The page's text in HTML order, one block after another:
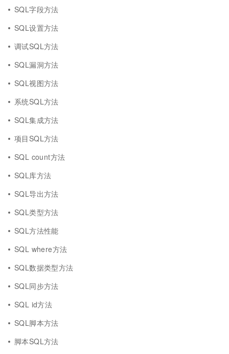
SQL字段方法
SQL设置方法
调试SQL方法
SQL漏洞方法
SQL视图方法
系统SQL方法
SQL集成方法
项目SQL方法
SQL count方法
SQL库方法
SQL导出方法
SQL类型方法
SQL方法性能
SQL where方法
SQL数据类型方法
SQL同步方法
SQL id方法
SQL脚本方法
脚本SQL方法